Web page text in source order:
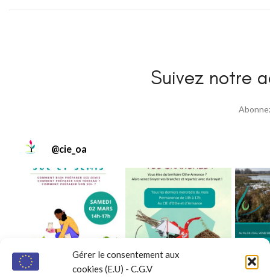
Gérer le consentement aux
cookies (E.U) - C.G.V
Suivez notre
@cie_oa